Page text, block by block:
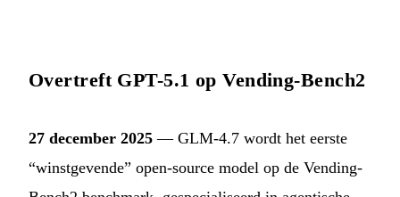
Overtreft GPT-5.1 op Vending-Bench2
27 december 2025 — GLM-4.7 wordt het eerste
“winstgevende” open-source model op de Vending-